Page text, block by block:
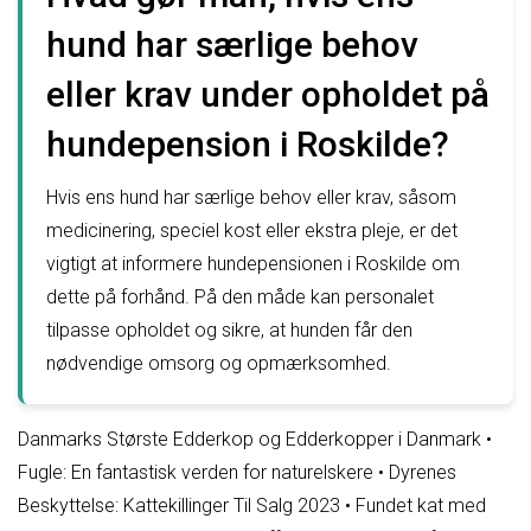
hund har særlige behov
eller krav under opholdet på
hundepension i Roskilde?
Hvis ens hund har særlige behov eller krav, såsom
medicinering, speciel kost eller ekstra pleje, er det
vigtigt at informere hundepensionen i Roskilde om
dette på forhånd. På den måde kan personalet
tilpasse opholdet og sikre, at hunden får den
nødvendige omsorg og opmærksomhed.
Danmarks Største Edderkop og Edderkopper i Danmark •
Fugle: En fantastisk verden for naturelskere • Dyrenes
Beskyttelse: Kattekillinger Til Salg 2023 • Fundet kat med